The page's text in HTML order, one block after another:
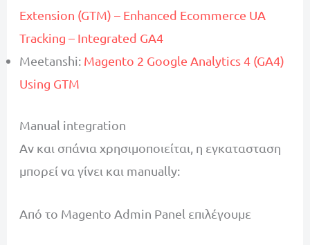
Extension (GTM) – Enhanced Ecommerce UA
Tracking – Integrated GA4
Meetanshi: Magento 2 Google Analytics 4 (GA4)
Using GTM
Manual integration
Αν και σπάνια χρησιμοποιείται, η εγκατασταση
μπορεί να γίνει και manually:
Από το Magento Admin Panel επιλέγουμε